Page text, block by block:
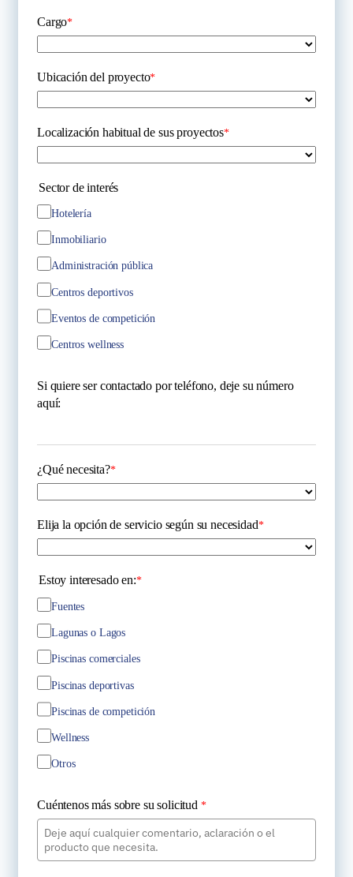
Cargo*
Ubicación del proyecto*
Localización habitual de sus proyectos*
Sector de interés
Hotelería
Inmobiliario
Administración pública
Centros deportivos
Eventos de competición
Centros wellness
Si quiere ser contactado por teléfono, deje su número
aquí:
¿Qué necesita?*
Elija la opción de servicio según su necesidad*
Estoy interesado en:*
Fuentes
Lagunas o Lagos
Piscinas comerciales
Piscinas deportivas
Piscinas de competición
Wellness
Otros
Cuéntenos más sobre su solicitud *